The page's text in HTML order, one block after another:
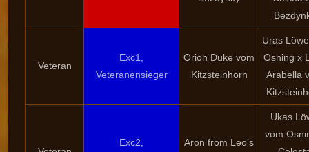
Veteran
Exc1,
Veteranensieger
Orion Duke vom
Kitzsteinhorn
Uras
Osning x
Arabella
Exc2,
Aron from Leo’s
Ukas
vom